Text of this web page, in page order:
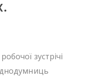
зустрічі